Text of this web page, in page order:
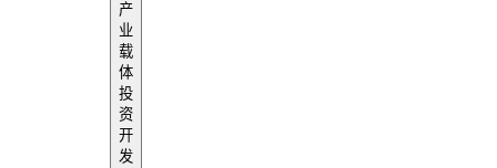
产
业
载
体
投
资
开
发